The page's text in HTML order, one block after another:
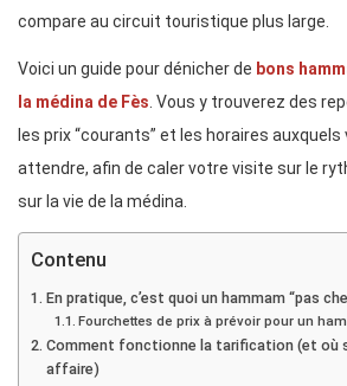
compare au circuit touristique plus large.
Voici un guide pour dénicher de bons
la médina de Fès. Vous y trouverez des
les prix “courants” et les horaires
attendre, afin de caler votre visite sur le
sur la vie de la médina.
Contenu
En pratique, c’est quoi un hammam “pas
Fourchettes de prix à prévoir pour un
Comment fonctionne la tarification (et où
affaire)